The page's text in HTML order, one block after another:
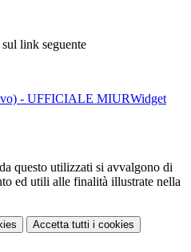
link seguente
Widget
questo utilizzati si avvalgono di
ed utili alle finalità illustrate nella
Accetta tutti i cookies